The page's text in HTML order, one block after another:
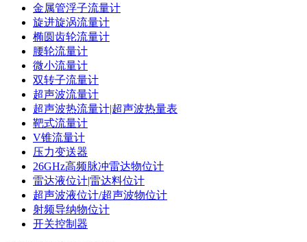
金属管浮子流量计
旋进旋涡流量计
椭圆齿轮流量计
腰轮流量计
微小流量计
双转子流量计
超声波流量计
超声波热流量计|超声波热量表
靶式流量计
V锥流量计
压力变送器
26GHz高频脉冲雷达物位计
雷达液位计|雷达料位计
超声波液位计/超声波物位计
射频导纳物位计
开关控制器